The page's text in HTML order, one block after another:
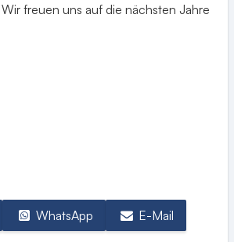
freuen uns auf die nächsten Jahre
WhatsApp E-Mail